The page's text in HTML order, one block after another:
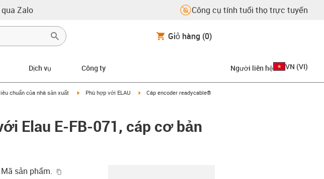
Zalo Công cụ tính tuổi thọ trực tuyến
Giỏ hàng (0)
Dịch vụ Công ty Người liên hệ VN (VI)
chuẩn của nhà sản xuất igus-icon-arrow-right
Phù hợp với ELAU igus-icon-arrow-right
Cáp encoder readycable®
Elau E-FB-071, cáp cơ bản
Mã sản phẩm.